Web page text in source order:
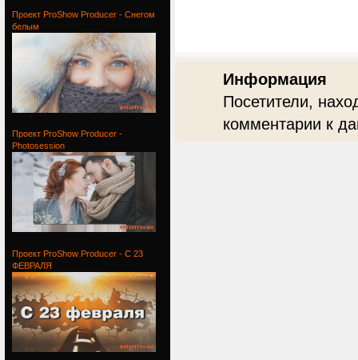
Информация
Посетители,
комментарии к
Проект ProShow Producer - Снегом
белым
Проект ProShow Producer -
Photosession
Проект ProShow Producer - С 23
ФЕВРАЛЯ